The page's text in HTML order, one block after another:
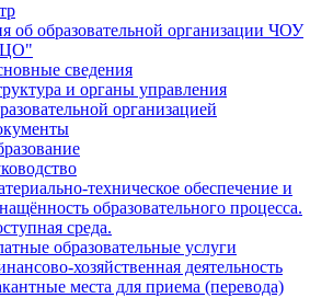
об образовательной организации ЧОУ
сведения
и органы управления
организацией
техническое обеспечение и
образовательного процесса.
среда.
образовательные услуги
хозяйственная деятельность
места для приема (перевода)